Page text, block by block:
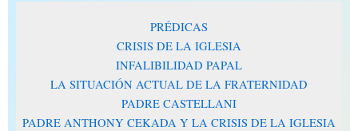
PRÉDICAS
CRISIS DE LA IGLESIA
INFALIBILIDAD PAPAL
LA SITUACIÓN ACTUAL DE LA FRATERNIDAD
PADRE CASTELLANI
PADRE ANTHONY CEKADA Y LA CRISIS DE LA IGLESIA